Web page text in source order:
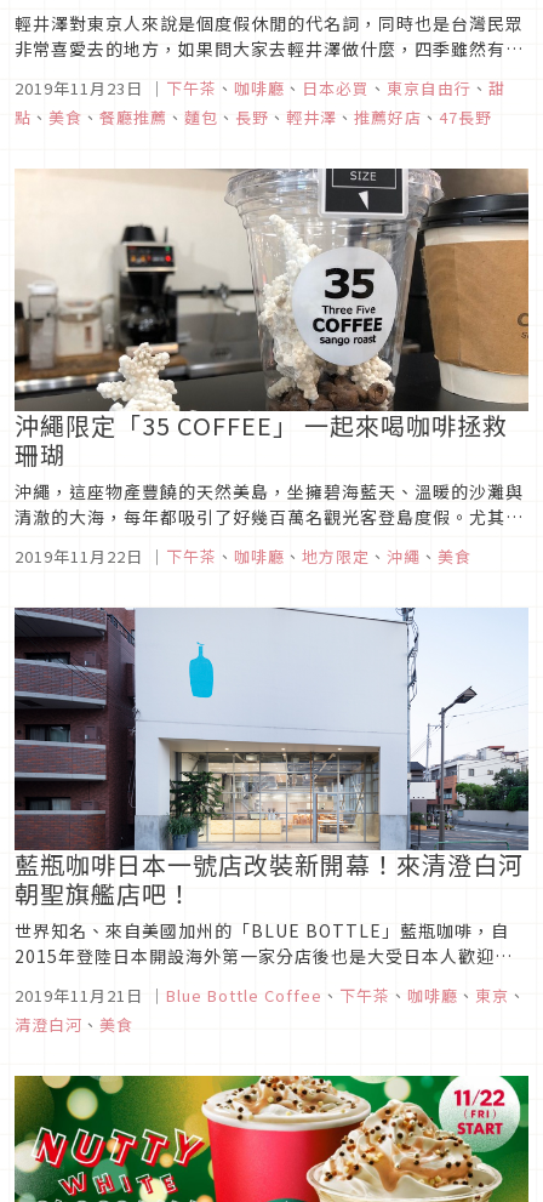
輕井澤對東京人來說是個度假休閒的代名詞，同時也是台灣民眾
非常喜愛去的地方，如果問大家去輕井澤做什麼，四季雖然有不
同的景觀風情可以欣賞，夏天避暑冬天滑雪，但唯一不變的就是
享受購物與美食的樂趣。麵包控的朋友們一定要來品嘗1933年
就開業的淺野屋ASANOYA麵包坊，如今也在東京各地開了許多
2019年11月23日 ｜ 下午茶 、 咖啡廳 、 日本必買 、 東京自由行 、 甜
點 、 美食 、 餐廳推薦 、 麵包 、 長野 、 輕井澤 、 推薦好店 、 47長野
沖繩限定「35 COFFEE」 一起來喝咖啡拯救
珊瑚
沖繩，這座物產豐饒的天然美島，坐擁碧海藍天、溫暖的沙灘與
清澈的大海，每年都吸引了好幾百萬名觀光客登島度假。尤其夏
季更是享受清涼海上活動的旺季，跟著色彩斑斕的魚群在珊瑚礁
旁漫步可謂最奢華的享受。話雖如此，隨著氣候變遷，珊瑚的生
秉持著崇高且美...
2019年11月22日 ｜ 下午茶 、 咖啡廳 、 地方限定 、 沖繩 、 美食
藍瓶咖啡日本一號店改裝新開幕！來清澄白河
朝聖旗艦店吧！
世界知名、來自美國加州的「BLUE BOTTLE」藍瓶咖啡，自
2015年登陸日本開設海外第一家分店後也是大受日本人歡迎，
每杯咖啡使用的咖啡豆從烘焙到手沖滴濾皆不超過48小時，為來
訪的客人獻上香醇的新鮮咖啡。改裝後的日本一號店「清澄白河
旗艦店」增設座位更販售獨家商品與甜點，一起來瞧瞧介紹吧！
2019年11月21日 ｜ Blue Bottle Coffee 、 下午茶 、 咖啡廳 、 東京 、
清澄白河 、 美食